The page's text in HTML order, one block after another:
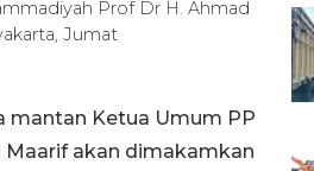
Prof Dr H. Ahmad
Jumat
mantan Ketua Umum PP
Maarif akan dimakamkan